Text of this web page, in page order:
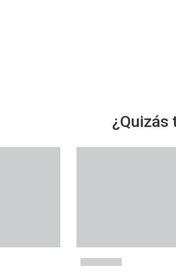
¿Quizás